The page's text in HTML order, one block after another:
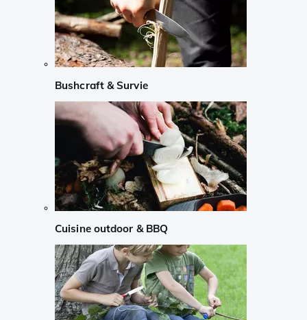
Bushcraft & Survie
Cuisine outdoor & BBQ